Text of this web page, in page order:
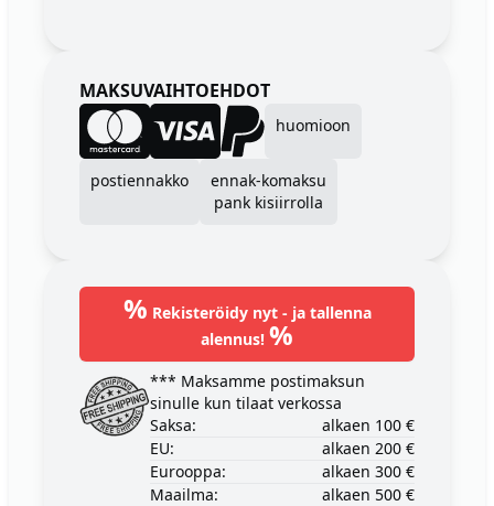
MAKSUVAIHTOEHDOT
huomioon
postiennakko
ennak-komaksu
pank kisiirrolla
% Rekisteröidy nyt - ja tallenna
alennus! %
*** Maksamme postimaksun
sinulle kun tilaat verkossa
Saksa:
alkaen 100 €
EU:
alkaen 200 €
Eurooppa:
alkaen 300 €
Maailma:
alkaen 500 €